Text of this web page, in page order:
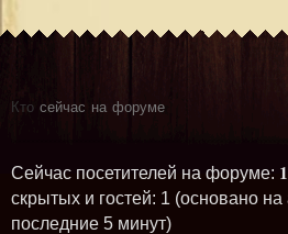
Кто сейчас на форуме
Сейчас посетителей на форуме: 1
скрытых и гостей: 1 (основано на
последние 5 минут)